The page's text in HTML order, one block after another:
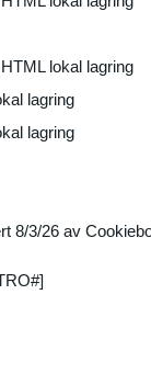
lokal lagring
lagring
lagring
8/3/26 av